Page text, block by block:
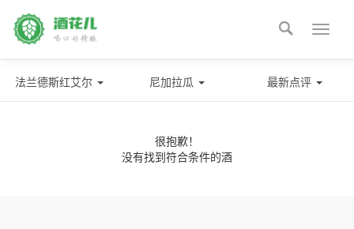
Toggle

法兰德斯红艾尔 尼加拉瓜 最新点评
很抱歉！
没有找到符合条件的酒